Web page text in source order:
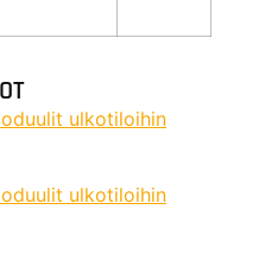
ulkotiloihin
ulkotiloihin